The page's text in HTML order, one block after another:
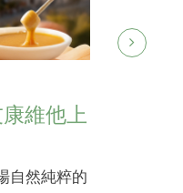
康維他上
自然純粹的